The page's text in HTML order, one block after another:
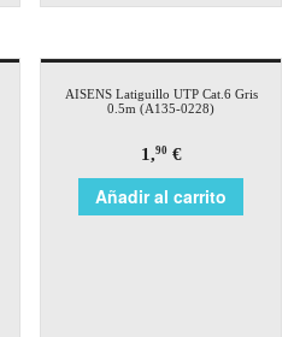
AISENS Latiguillo UTP Cat.6 Gris
0.5m (A135-0228)
1,90€
Añadir al carrito